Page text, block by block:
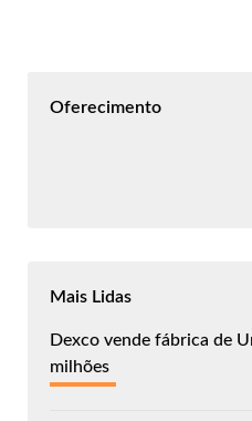
Oferecimento
Mais Lidas
Dexco vende fábrica de
milhões